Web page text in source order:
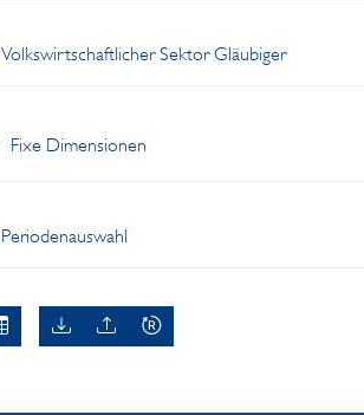
Volkswirtschaftlicher Sektor Gläubiger
Fixe Dimensionen
Periodenauswahl